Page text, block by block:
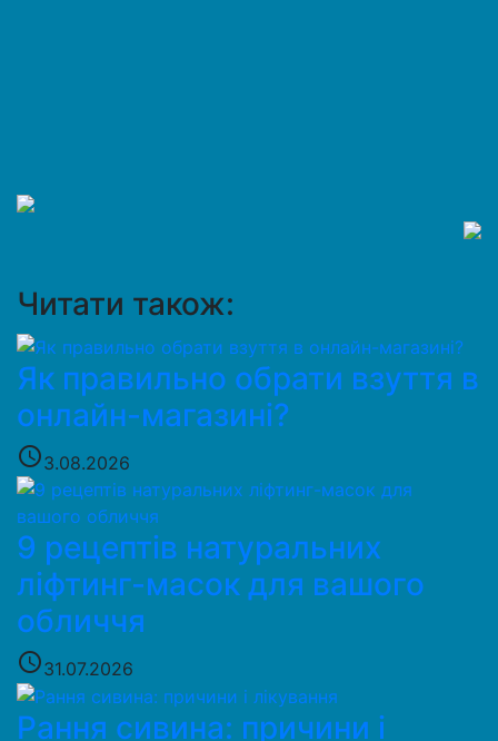
Читати також:
Як правильно обрати взуття в
онлайн-магазині?
access_time3.08.2026
9 рецептів натуральних
ліфтинг-масок для вашого
обличчя
access_time31.07.2026
Рання сивина: причини і